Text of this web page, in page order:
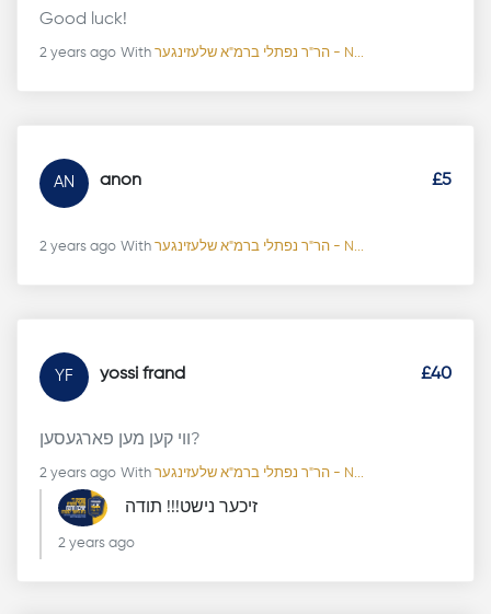
Good luck!
2 years ago With הר"ר נפתלי ברמ"א שלעזינגער - N...
AN anon £5
2 years ago With הר"ר נפתלי ברמ"א שלעזינגער - N...
YF yossi frand £40
ווי קען מען פארגעסען?
2 years ago With הר"ר נפתלי ברמ"א שלעזינגער - N...
זיכער נישט!!! תודה
2 years ago